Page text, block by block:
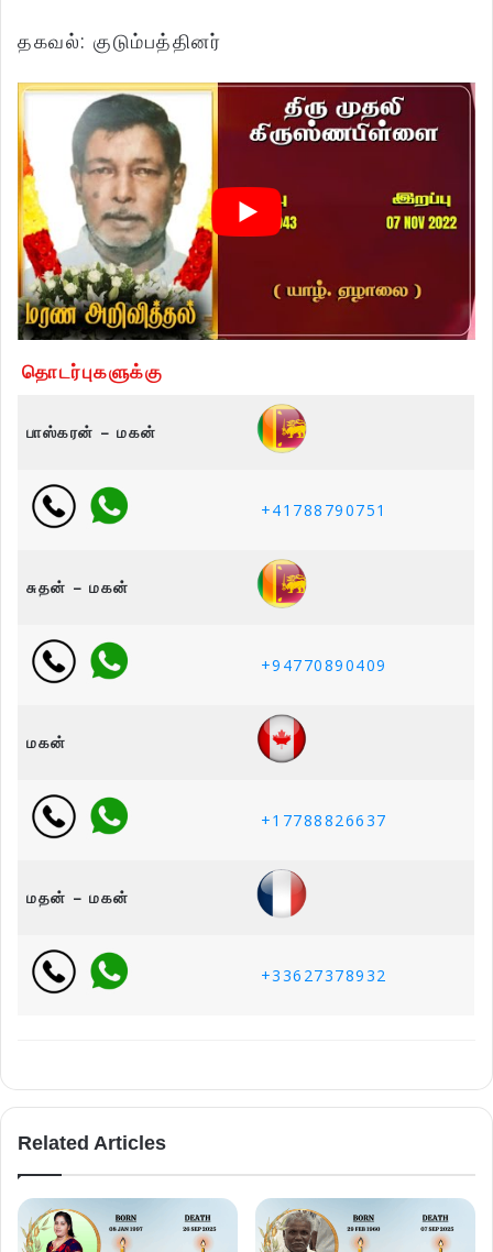
தகவல்: குடும்பத்தினர்
தொடர்புகளுக்கு
பாஸ்கரன் – மகன்
+41788790751
சுதன் – மகன்
+94770890409
மகன்
+17788826637
மதன் – மகன்
+33627378932
Related Articles